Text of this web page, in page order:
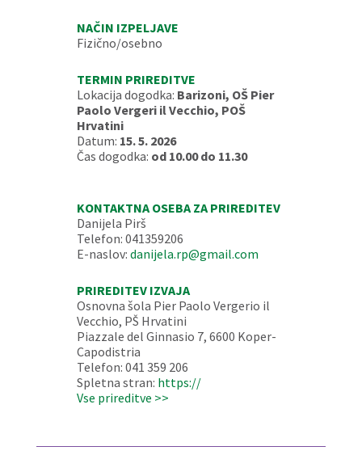
NAČIN IZPELJAVE
Fizično/osebno
TERMIN PRIREDITVE
Lokacija dogodka: Barizoni, OŠ Pier
Paolo Vergeri il Vecchio, POŠ
Hrvatini
Datum: 15. 5. 2026
Čas dogodka: od 10.00 do 11.30
KONTAKTNA OSEBA ZA PRIREDITEV
Danijela Pirš
Telefon: 041359206
E-naslov: danijela.rp@gmail.com
PRIREDITEV IZVAJA
Osnovna šola Pier Paolo Vergerio il
Vecchio, PŠ Hrvatini
Piazzale del Ginnasio 7, 6600 Koper-
Capodistria
Telefon: 041 359 206
Spletna stran: https://
Vse prireditve >>